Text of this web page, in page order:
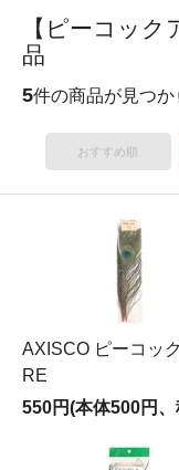
【ピーコッ
品
5件の商品が見つか
おすすめ順
AXISCO ピーコッ
RE
550円(本体500円